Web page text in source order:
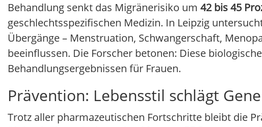
Behandlung senkt das Migränerisiko um 42 bis 45
geschlechtsspezifischen Medizin. In Leipzig
Übergänge – Menstruation, Schwangerschaft,
beeinflussen. Die Forscher betonen: Diese
Behandlungsergebnissen für Frauen.
Prävention: Lebensstil schlägt Gene
Trotz aller pharmazeutischen Fortschritte bleibt die